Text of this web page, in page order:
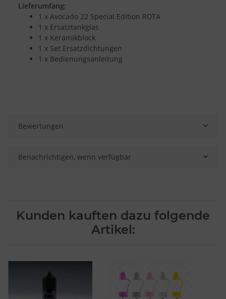
Lieferumfang:
1 x Avocado 22 Special Edition RDTA
1 x Ersatztankglas
1 x Keramikblock
1 x Set Ersatzdichtungen
1 x Bedienungsanleitung
Bewertungen
Benachrichtigen, wenn verfügbar
Kunden kauften dazu folgende
Artikel: